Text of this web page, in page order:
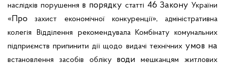
наслідків порушення в порядку статті 46 ЗаконуУкраїни
«Прозахист економічної конкуренції», адміністративна
колегія
Відділення рекомендувала Комбінату
комунальних
підприємств припинити дії щодо видачі технічнихумов на
встановлення засобів облікуводимешканцям
житлових